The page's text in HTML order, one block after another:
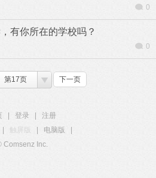
0
有你所在的学校吗？
0
第17页 下一页
登录
注册
触屏版 电脑版
Comsenz Inc.